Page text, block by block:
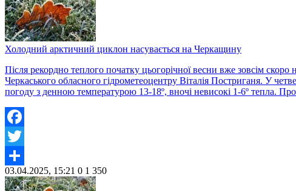
Холодний арктичний циклон насувається на Черкащину
Після рекордно теплого початку цьогорічної весни вже зовсім
Черкаського обласного гідрометеоцентру Віталія Постриганя. У
погоду з денною температурою 13-18º, вночі невисокі 1-6º тепла.
Facebook
Twitter
Share
03.04.2025, 15:21 0 1 350